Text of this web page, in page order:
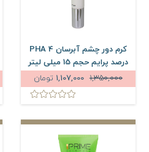
کرم دور چشم آبرسان PHA 4
درصد پرایم حجم 15 میلی لیتر
1,350,000
1,107,000 تومان